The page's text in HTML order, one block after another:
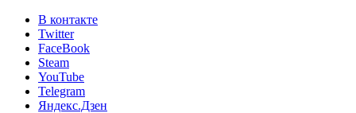
В контакте
Twitter
FaceBook
Steam
YouTube
Telegram
Яндекс.Дзен